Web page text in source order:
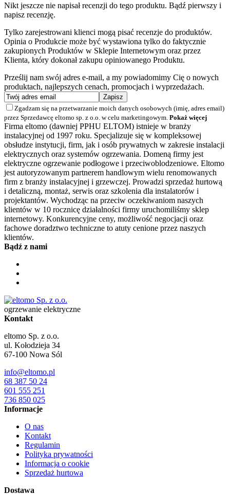
Nikt jeszcze nie napisał recenzji do tego produktu. Bądź pierwszy i
napisz recenzję.
Tylko zarejestrowani klienci mogą pisać recenzje do produktów.
Opinia o Produkcie może być wystawiona tylko do faktycznie
zakupionych Produktów w Sklepie Internetowym oraz przez
Klienta, który dokonał zakupu opiniowanego Produktu.
Prześlij nam swój adres e-mail, a my powiadomimy Cię o nowych
produktach, najlepszych cenach, promocjach i wyprzedażach.
Zgadzam się na przetwarzanie moich danych osobowych (imię, adres email)
przez Sprzedawcę eltomo sp. z o.o. w celu marketingowym. Pokaż więcej
Firma eltomo (dawniej PPHU ELTOM) istnieje w branży
instalacyjnej od 1997 roku. Specjalizuje się w kompleksowej
obsłudze instytucji, firm, jak i osób prywatnych w zakresie instalacji
elektrycznych oraz systemów ogrzewania. Domeną firmy jest
elektryczne ogrzewanie podłogowe i przeciwoblodzeniowe. Eltomo
jest autoryzowanym partnerem handlowym wielu renomowanych
firm z branży instalacyjnej i grzewczej. Prowadzi sprzedaż hurtową
i detaliczną, montaż, serwis oraz szkolenia dla instalatorów i
projektantów. Wychodząc na przeciw oczekiwaniom naszych
klientów w 10 rocznicę działalności firmy uruchomiliśmy sklep
internetowy. Konkurencyjne ceny, możliwość negocjacji oraz
fachowe doradztwo techniczne to atuty cenione przez naszych
klientów.
Bądź z nami
ogrzewanie elektryczne
Kontakt
eltomo Sp. z o.o.
ul. Kołodzieja 34
67-100 Nowa Sól
info@eltomo.pl
68 387 50 24
601 555 251
736 850 025
Informacje
O nas
Kontakt
Regulamin
Polityka prywatności
Informacja o cookie
Sprzedaż hurtowa
Dostawa